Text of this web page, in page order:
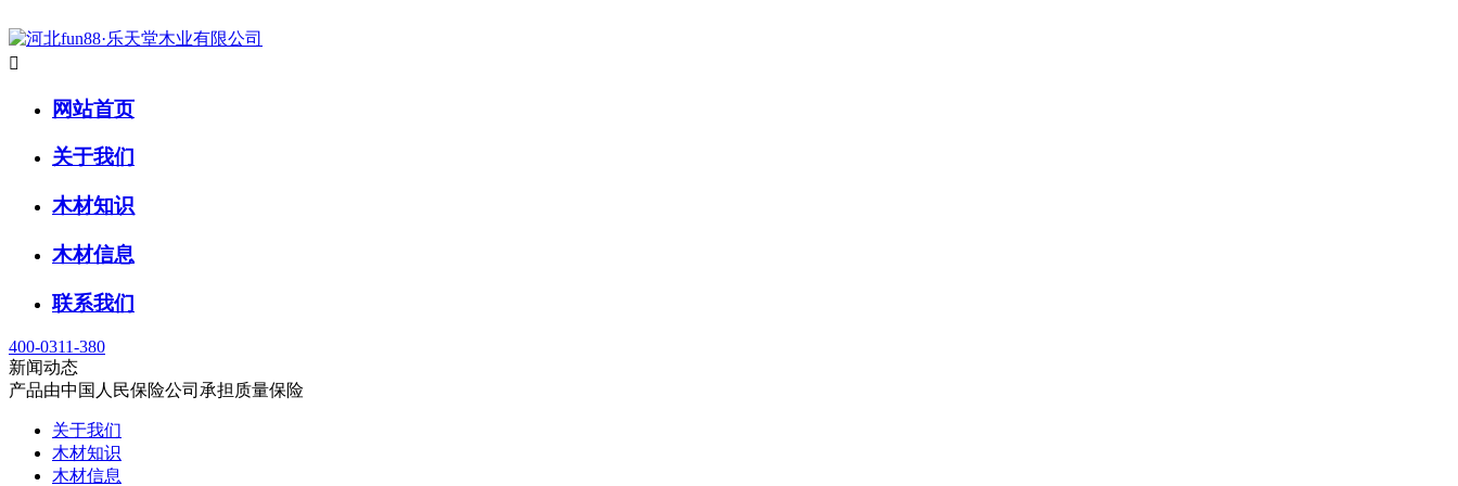

网站首页
关于我们
木材知识
木材信息
联系我们
400-0311-380
新闻动态
产品由中国人民保险公司承担质量保险
关于我们
木材知识
木材信息